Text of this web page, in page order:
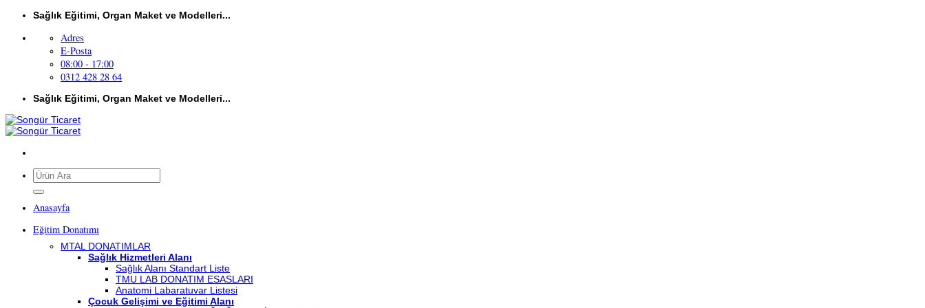
İçeriğeSağlık Eğitimi, Organ Maket ve Modelleri...
Adres
E-Posta
08:00 - 17:00
0312 428 28 64
Sağlık Eğitimi, Organ Maket ve Modelleri...
Ara:
Anasayfa
Eğitim Donatımı
MTAL DONATIMLAR
Sağlık Hizmetleri Alanı
Sağlık Alanı Standart Liste
TMU LAB DONATIM ESASLARI
Anatomi Labaratuvar Listesi
Çocuk Gelişimi ve Eğitimi Alanı